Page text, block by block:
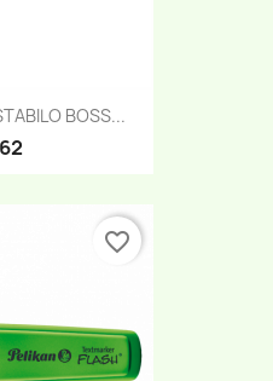
BOSS...
favorite_border